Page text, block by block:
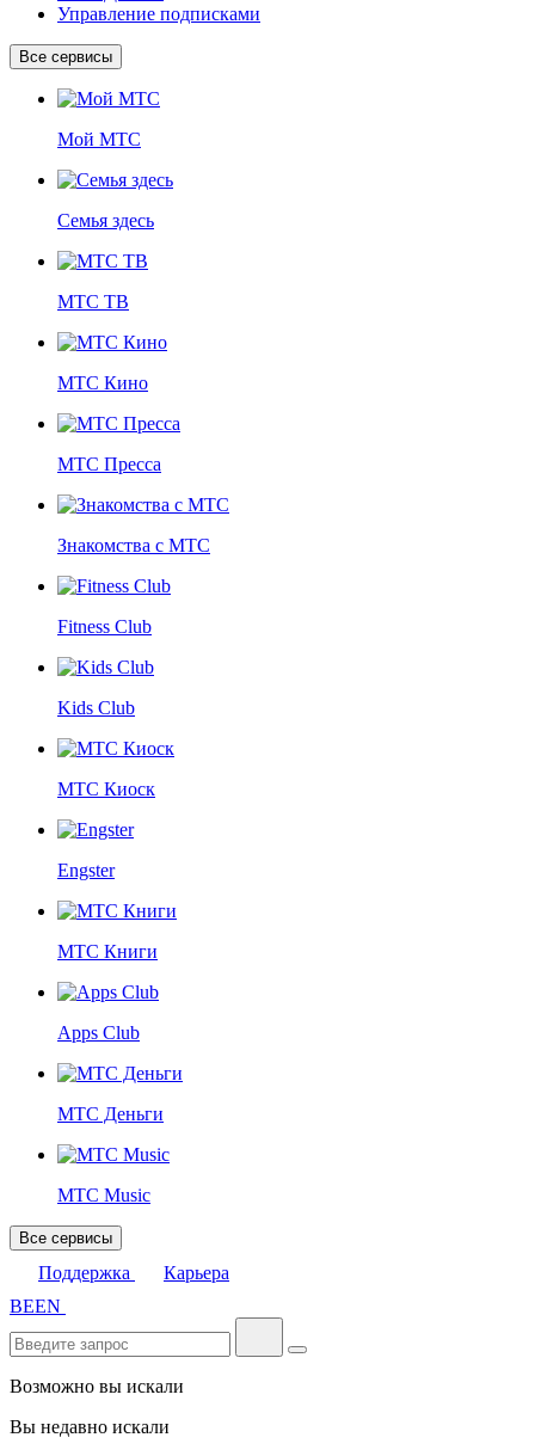
Управление подписками
Все сервисы
Мой МТС
Семья здесь
МТС ТВ
МТС Кино
МТС Пресса
Знакомства с МТС
Fitness Club
Kids Club
МТС Киоск
Engster
МТС Книги
Apps Club
МТС Деньги
МТС Music
Все сервисы
Поддержка
Карьера
BEEN
Возможно вы искали
Вы недавно искали